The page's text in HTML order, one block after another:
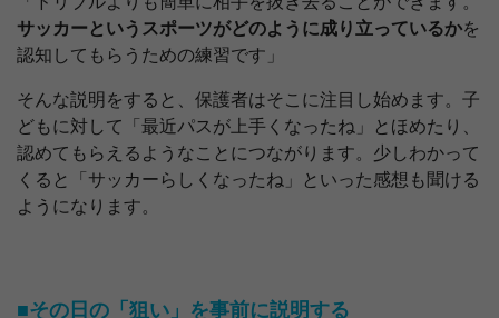
サッカーというスポーツがどのように成り立っているかを
認知してもらうための練習です」
そんな説明をすると、保護者はそこに注目し始めます。子
どもに対して「最近パスが上手くなったね」とほめたり、
認めてもらえるようなことにつながります。少しわかって
くると「サッカーらしくなったね」といった感想も聞ける
ようになります。
■その日の「狙い」を事前に説明する